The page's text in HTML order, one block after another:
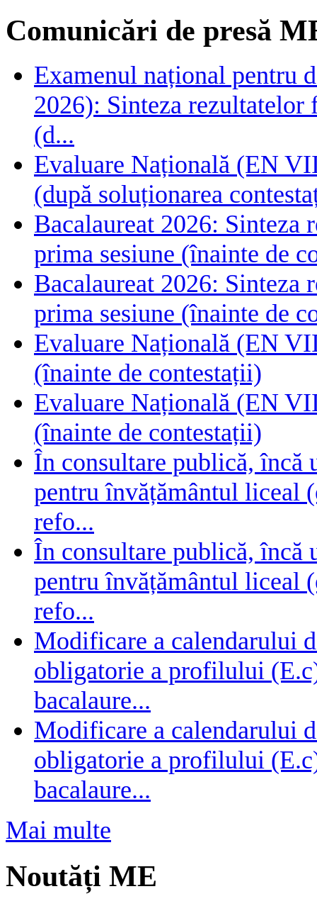
Comunicări de presă
Examenul național pentru
2026): Sinteza rezultatelor
(d...
Evaluare Națională (EN
(după soluționarea
Bacalaureat 2026:
prima sesiune (înainte de
Bacalaureat 2026:
prima sesiune (înainte de
Evaluare Națională (EN
(înainte de contestații)
Evaluare Națională (EN
(înainte de contestații)
În consultare publică, încă
pentru învățământul liceal
refo...
În consultare publică, încă
pentru învățământul liceal
refo...
Modificare a calendarului
obligatorie a profilului
bacalaure...
Modificare a calendarului
obligatorie a profilului
bacalaure...
Mai multe
Noutăți ME